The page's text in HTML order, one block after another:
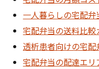
一人暮らしの宅配弁
宅配弁当の送料比較
透析患者向けの宅配
宅配弁当の配達エリ